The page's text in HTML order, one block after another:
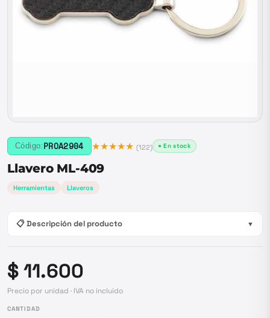
Código: PROA2904 ★★★★★ (122) ● En stock
Llavero ML-409
Herramientas Llaveros
📋 Descripción del producto ▼
$ 11.600
Precio por unidad · IVA no incluido
CANTIDAD